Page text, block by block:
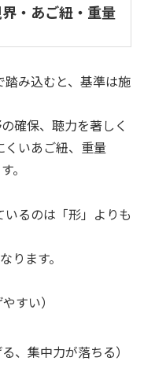
・あご紐・重量
踏み込むと、基準は施
確保、聴力を著しく
いあご紐、重量
。
るのは「形」よりも
ります。
すい）
、集中力が落ちる）